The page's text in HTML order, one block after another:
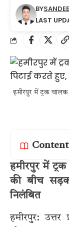
LAST
BY
हमीरपुर में ट्रक
हमीरपुर में
की बीच सड़क
निलंबित
हमीरपुर: